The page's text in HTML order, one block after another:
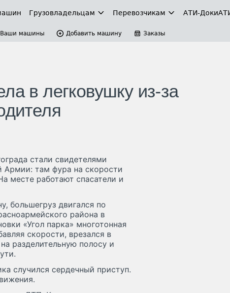
Грузовладельцам Перевозчикам АТИ-Доки
Ваши машины Добавить машину Заказы
в легковушку из-за
стали свидетелями
Армии: там фура на скорости
месте работают спасатели и
большегруз двигался по
района в
«Угол парка» многотонная
скорости, врезался в
разделительную полосу и
случился сердечный приступ.